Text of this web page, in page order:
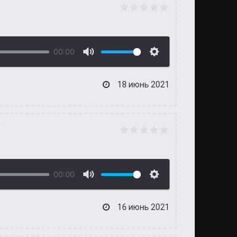
00:00
18 июнь 2021
00:00
16 июнь 2021